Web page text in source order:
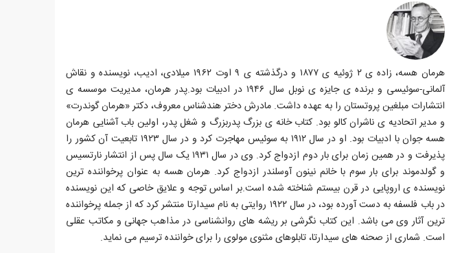
هرمان هسه، زاده ی ۲ ژوئیه ی ۱۸۷۷ و درگذشته ی ۹ اوت ۱۹۶۲ میلادی، ادیب، نویسنده و نقاش
آلمانی-سوئیسی و برنده ی جایزه ی نوبل سال ۱۹۴۶ در ادبیات بود.پدر هرمان، مدیریت موسسه ی
انتشارات مبلغین پروتستان را به عهده داشت. مادرش دختر هندشناس معروف، دکتر «هرمان گوندرت»
و مدیر اتحادیه ی ناشران کالو بود. کتاب خانه ی بزرگ پدربزرگ و شغل پدر، اولین باب آشنایی هرمان
هسه جوان با ادبیات بود. او در سال ۱۹۱۲ به سوئیس مهاجرت کرد و در سال ۱۹۲۳ تابعیت آن کشور را
پذیرفت و در همین زمان برای بار دوم ازدواج کرد. وی در سال ۱۹۳۱ یک سال پس از انتشار نارتسیس
و گولدموند برای بار سوم با خانم نینون آوسلندر ازدواج کرد. هرمان هسه به عنوان پرخواننده ترین
نویسنده ی اروپایی در قرن بیستم شناخته شده است.بر اساس توجه و علایق خاصی که این نویسنده
در باب فلسفه به دست آورده بود، در سال ۱۹۲۲ روایتی به نام سیدارتا منتشر کرد که از جمله پرخواننده
ترین آثار وی می باشد. این کتاب نگرشی بر ریشه های روانشناسی در مذاهب جهانی و مکاتب عقلی
است. شماری از صحنه های سیدارتا، تابلوهای مثنوی مولوی را برای خواننده ترسیم می نماید.